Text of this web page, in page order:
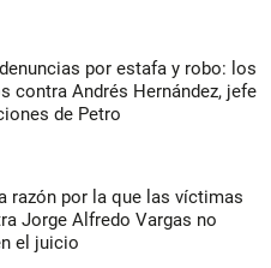
por estafa y robo: los
contra Andrés Hernández, jefe
de Petro
razón por la que las víctimas
Jorge Alfredo Vargas no
el juicio